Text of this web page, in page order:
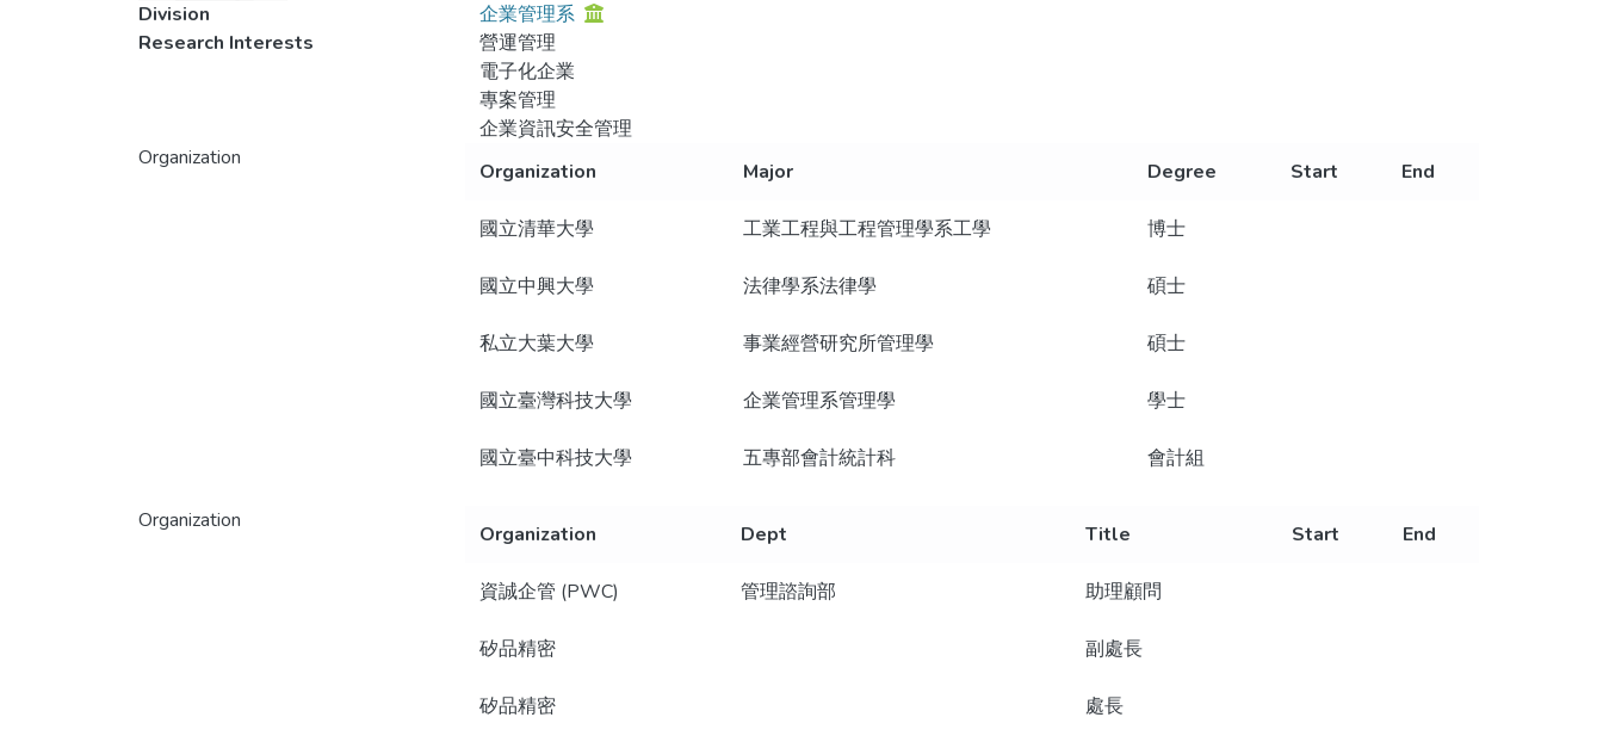
Division
企業管理系
Research Interests
營運管理
電子化企業
專案管理
企業資訊安全管理
Organization
Organization Major Degree Start End
國立清華大學 工業工程與工程管理學系工學 博士
國立中興大學 法律學系法律學 碩士
私立大葉大學 事業經營研究所管理學 碩士
國立臺灣科技大學 企業管理系管理學 學士
國立臺中科技大學 五專部會計統計科 會計組
Organization
Organization Dept Title Start End
資誠企管 (PWC) 管理諮詢部 助理顧問
矽品精密 副處長
矽品精密 處長